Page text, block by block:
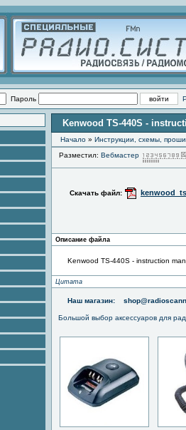
Пароль
Kenwood TS-440S -
Начало » Инструкции, схемы,
Разместил: Вебмастер
Скачать файл:
Описание файла
Kenwood TS-440S - instruction
Цитата
Наш магазин:
Большой выбор аксессуаров для